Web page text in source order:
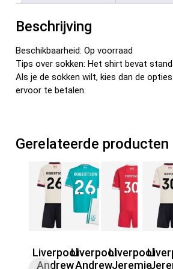
o
k
Beschrijving
Beschikbaarheid: Op voorraad
Tips over sokken: Het shirt bevat
Als je de sokken wilt, kies dan de
ervoor te betalen.
Gerelateerde producten
Liverpool
Andrew
Liverpool
Andrew
Liverpool
Jeremie